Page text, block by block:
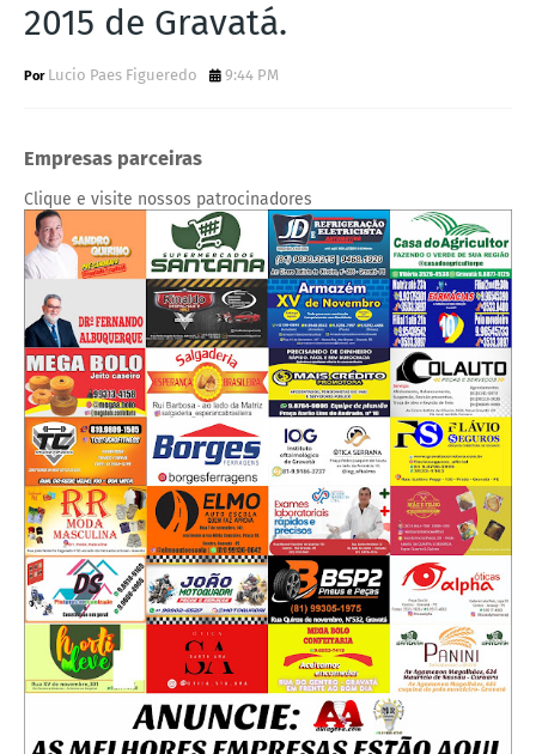
2015 de Gravatá.
Lucio Paes Figueredo 9:44 PM
Empresas parceiras
Clique e visite nossos patrocinadores